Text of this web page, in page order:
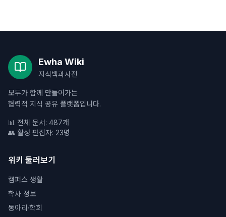
Ewha Wiki
지식백과사전
모두가 함께 만들어가는
협력적 지식 공유 플랫폼입니다.
📊 전체 문서: 487개
👥 활성 편집자: 23명
위키 둘러보기
캠퍼스 생활
학사 정보
동아리·학회